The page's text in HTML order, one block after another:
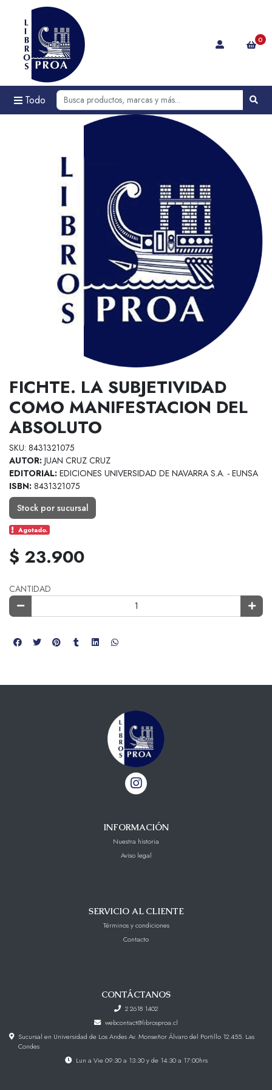
Todo
0
FICHTE. LA SUBJETIVIDAD
COMO MANIFESTACION DEL
ABSOLUTO
SKU: 8431321075
AUTOR: JUAN CRUZ CRUZ
EDITORIAL: EDICIONES UNIVERSIDAD DE NAVARRA S.A. - EUNSA
ISBN: 8431321075
Stock por sucursal
Agotado.
$ 23.900
CANTIDAD
INFORMACIÓN
Nuestra historia
Aviso legal
SERVICIO AL CLIENTE
Términos y condiciones
Contacto
CONTÁCTANOS
2 2618 1402
webcontact@librosproa.cl
Sucursal en Universidad de Los Andes Av. Monseñor Álvaro del Portillo 12.455. Las
Condes
Lun a Vie 09:30 a 13:30 y de 14:30 a 17:00hrs